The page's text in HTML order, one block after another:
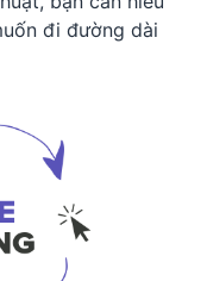
đi đường dài